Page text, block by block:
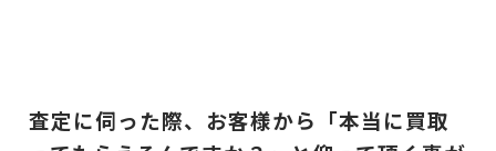
査定に伺った際、お客様から「本当に買取